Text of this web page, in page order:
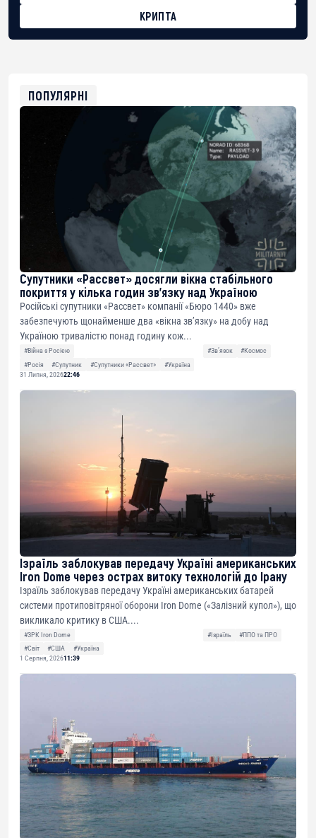
КРИПТА
0xfD02863D3289416fcF50975c9DFda13623f97758
ПОПУЛЯРНІ
Супутники «Рассвет» досягли вікна стабільного
покриття у кілька годин зв’язку над Україною
Російські супутники «Рассвет» компанії «Бюро 1440» вже
забезпечують щонайменше два «вікна зв’язку» на добу над
Україною тривалістю понад годину кож...
#Війна з Росією #Звʼязок
#Космос
#Росія
#Супутник #Супутники «Рассвет»
#Україна
31 Липня, 202622:46
Ізраїль заблокував передачу Україні американських
Iron Dome через острах витоку технологій до Ірану
Ізраїль заблокував передачу Україні американських батарей
системи протиповітряної оборони Iron Dome («Залізний купол»), що
викликало критику в США....
#ЗРК Iron Dome #Ізраїль
#ППО та ПРО
#Світ
#США
#Україна
1 Серпня, 202611:39